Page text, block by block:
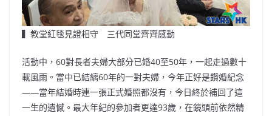
▍教堂紅毯見證相守 三代同堂齊齊感動
活動中，60對長者夫婦大部分已婚40至50年，一起走過數十
載風雨。當中已結縭60年的一對夫婦，今年正好是鑽婚紀念
——當年結婚時連一張正式婚照都沒有，今日終於補回了這
一生的遺憾。最大年紀的參加者更達93歲，在鏡頭前依然精